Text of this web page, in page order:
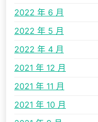
2022 年 6 月
2022 年 5 月
2022 年 4 月
2021 年 12 月
2021 年 11 月
2021 年 10 月